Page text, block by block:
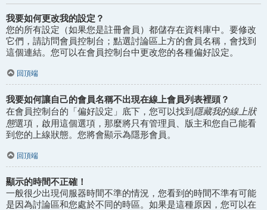
我要如何更改我的設定？
您的所有設定（如果您是註冊會員）都儲存在資料庫中。要修改
它們，請訪問會員控制台；點選討論區上方的會員名稱，會找到
這個連結。您可以在會員控制台中更改您的各種偏好設定。
回頂端
我要如何讓自己的會員名稱不出現在線上會員列表裡頭？
在會員控制台的「偏好設定」底下，您可以找到 隱藏我的線上狀
態選項，啟用這個選項，那麼將只有管理員、版主和您自己能看
到您的上線狀態。您將會顯示為隱形會員。
回頂端
顯示的時間不正確！
一般很少出現伺服器時間不準的情況，您看到的時間不準有可能
是因為討論區和您處於不同的時區。如果是這種原因，您可以在